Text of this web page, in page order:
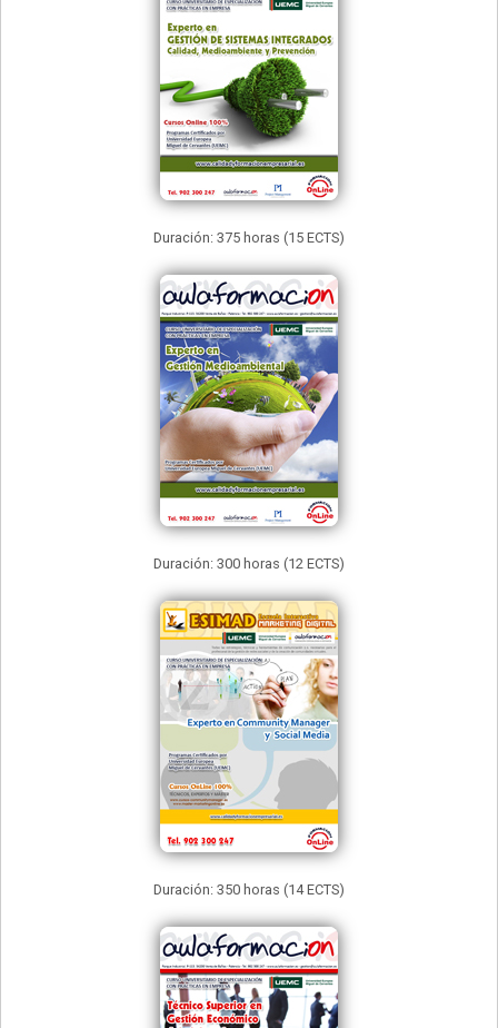
Duración: 375 horas (15 ECTS)
Duración: 300 horas (12 ECTS)
Duración: 350 horas (14 ECTS)